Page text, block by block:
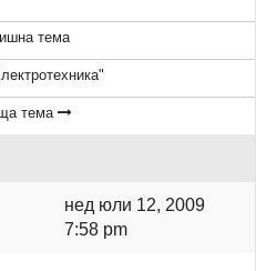
тема
тема
нед юли 12, 2009
7:58 pm